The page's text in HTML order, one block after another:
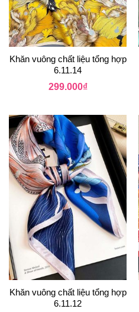
Khăn vuông chất liệu tổng hợp
6.11.14
299.000₫
Khăn vuông chất liệu tổng hợp
6.11.12